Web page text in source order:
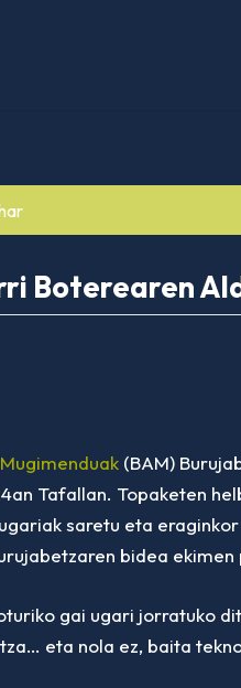
Boterearen
(BAM)
Tafallan. Topaketen
saretu eta
bidea ekimen
gai ugari jorratuko
eta nola ez, baita